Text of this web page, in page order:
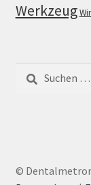
Werkzeug
Suchen
nach:
©